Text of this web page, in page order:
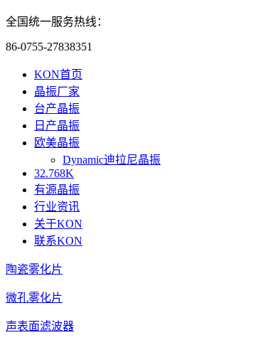
全国统一服务热线：
86-0755-27838351
KON首页
晶振厂家
台产晶振
日产晶振
欧美晶振
Dynamic迪拉尼晶振
32.768K
有源晶振
行业资讯
关于KON
联系KON
陶瓷雾化片
微孔雾化片
声表面滤波器